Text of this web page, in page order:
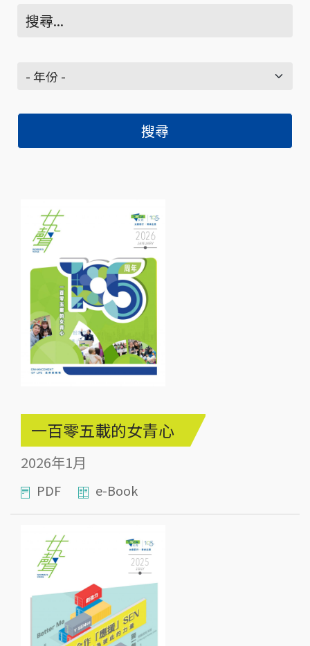
一百零五載的女青心
2026年1月
PDF e-Book